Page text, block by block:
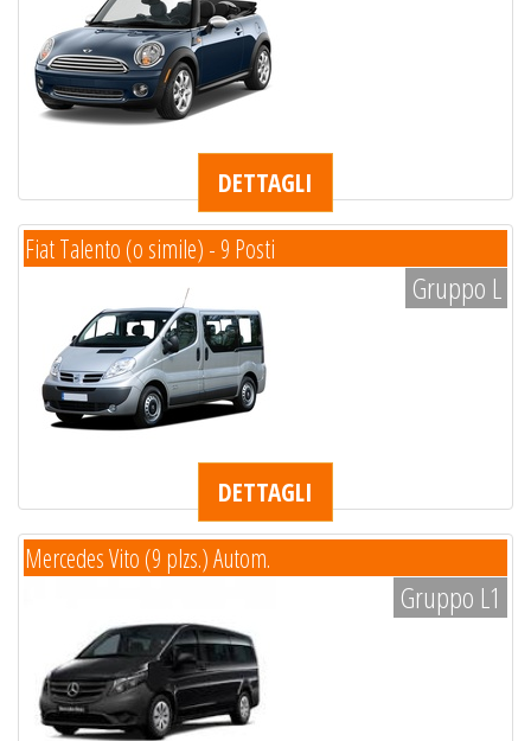
DETTAGLI
Fiat Talento (o simile) - 9 Posti
Gruppo L
DETTAGLI
Mercedes Vito (9 plzs.) Autom.
Gruppo L1